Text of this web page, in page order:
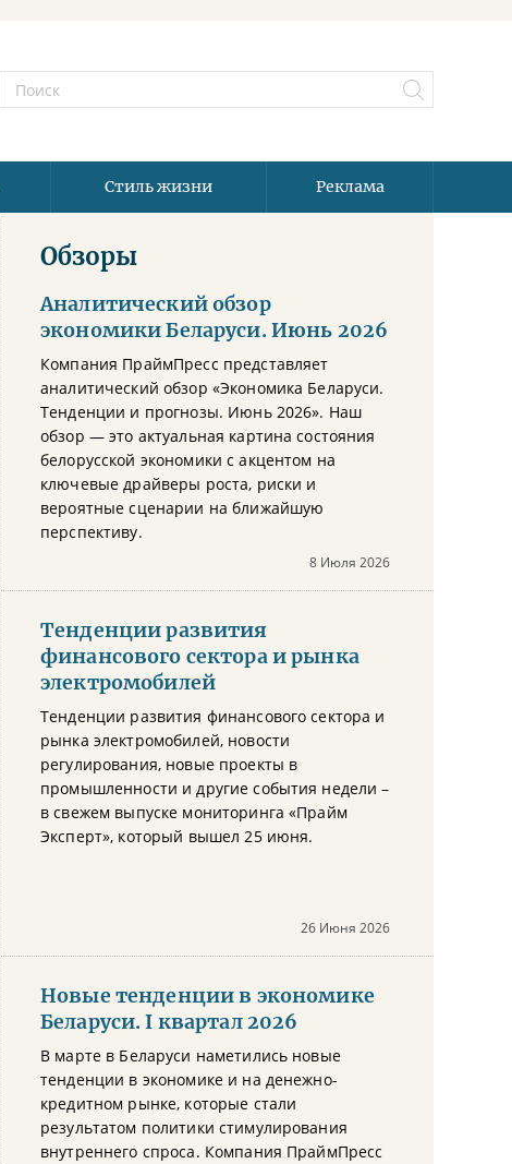
Стиль жизни Реклама
Обзоры
Аналитический обзор
экономики Беларуси. Июнь 2026
Компания ПраймПресс представляет
аналитический обзор «Экономика Беларуси.
Тенденции и прогнозы. Июнь 2026». Наш
обзор — это актуальная картина состояния
белорусской экономики с акцентом на
ключевые драйверы роста, риски и
вероятные сценарии на ближайшую
перспективу.
8 Июля 2026
Тенденции развития
финансового сектора и рынка
электромобилей
Тенденции развития финансового сектора и
рынка электромобилей, новости
регулирования, новые проекты в
промышленности и другие события недели –
в свежем выпуске мониторинга «Прайм
Эксперт», который вышел 25 июня.
26 Июня 2026
Новые тенденции в экономике
Беларуси. I квартал 2026
В марте в Беларуси наметились новые
тенденции в экономике и на денежно-
кредитном рынке, которые стали
результатом политики стимулирования
внутреннего спроса. Компания ПраймПресс